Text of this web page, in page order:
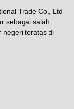
Trade Co., Ltd
sebagai salah
negeri teratas di